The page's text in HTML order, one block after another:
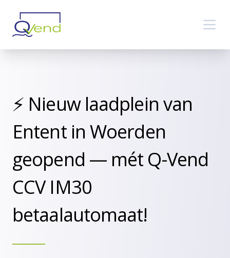
⚡️ Nieuw laadplein van
Entent in Woerden
geopend — mét Q-Vend
CCV IM30
betaalautomaat!